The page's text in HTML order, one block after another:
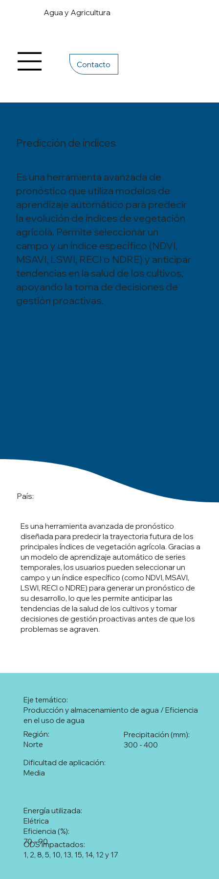
Agua y Agricultura
Contacto
Predicción de índices
Es una herramienta avanzada de
pronóstico que utiliza modelos de
aprendizaje automático para predecir
la evolución de índices de vegetación
agrícola. Permite seleccionar un
campo y un índice específico (NDVI,
MSAVI, LSWI, RECI o NDRE) y anticipar
tendencias en la salud de los cultivos,
apoyando la toma de decisiones de
gestión proactivas.
País:
Es una herramienta avanzada de pronóstico
diseñada para predecir la trayectoria futura de los
principales índices de vegetación agrícola. Gracias a
un modelo de aprendizaje automático de series
temporales, los usuarios pueden seleccionar un
campo y un índice específico (como NDVI, MSAVI,
LSWI, RECI o NDRE) para generar un pronóstico de
su desarrollo, lo que les permite anticipar las
tendencias de la salud de los cultivos y tomar
decisiones de gestión proactivas antes de que los
problemas se agraven.
Producción y almacenamiento de agua / Eficiencia
en el uso de agua
Eje temático:
Norte
Región:
300 - 400
Precipitación (mm):
Media
Dificultad de aplicación:
1, 2, 8, 5, 10, 13, 15, 14, 12 y 17
ODS impactados:
Elétrica
Energía utilizada:
70 - 90
Eficiencia (%):